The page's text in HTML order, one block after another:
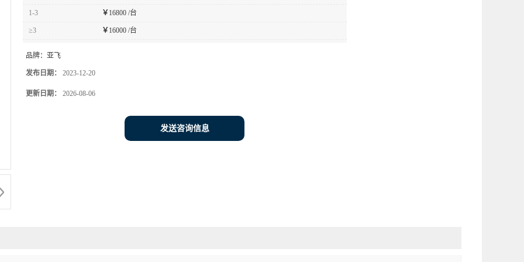
1-3 ￥ 16800 /台
≥3 ￥ 16000 /台
品牌： 亚飞
发布日期： 2023-12-20
更新日期： 2026-08-06
发送咨询信息